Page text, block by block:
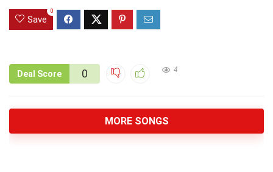
Save
0
Deal Score 0 4
MORE SONGS